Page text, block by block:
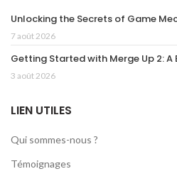
Unlocking the Secrets of Game
7 août 2026
Getting Started with Merge Up 2: A
3 août 2026
LIEN UTILES
Qui sommes-nous ?
Témoignages